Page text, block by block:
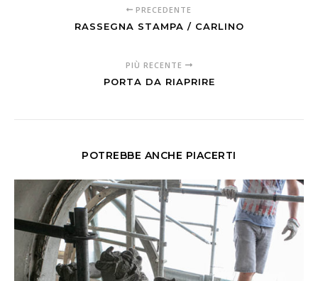
PRECEDENTE
RASSEGNA STAMPA / CARLINO
PIÙ RECENTE
PORTA DA RIAPRIRE
POTREBBE ANCHE PIACERTI